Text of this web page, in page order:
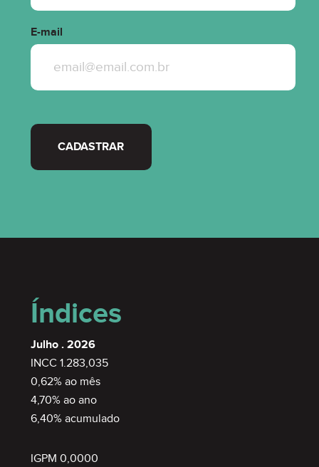
E-mail
CADASTRAR
Índices
Julho . 2026
INCC 1.283,035
0,62% ao mês
4,70% ao ano
6,40% acumulado
IGPM 0,0000